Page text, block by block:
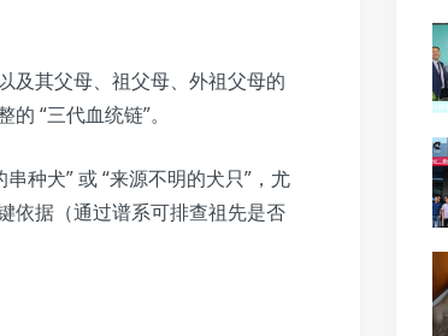
及其父母、祖父母、外祖父母的
“三代血统链”。
种犬” 或 “来源不明的犬只”，尤
依据（通过谱系可排查祖先是否